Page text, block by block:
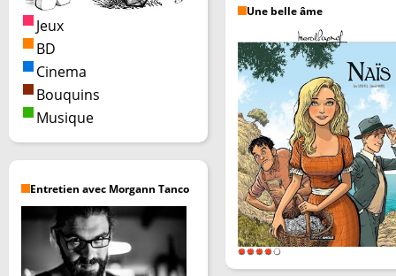
Jeux
BD
Cinema
Bouquins
Musique
Entretien avec Morgann Tanco
Une belle âme